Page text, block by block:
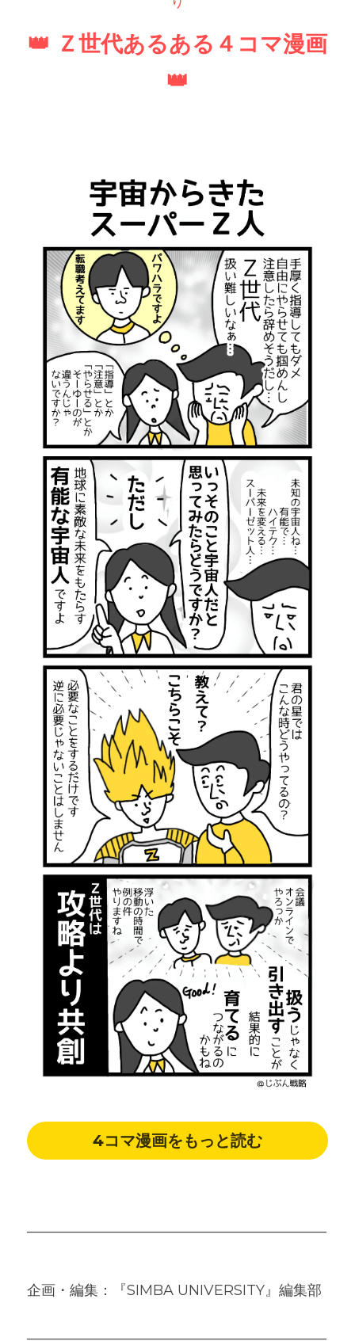
👑 Ｚ世代あるある４コマ漫画
👑
4コマ漫画をもっと読む
―――――――――――――――――――――
企画・編集：『SIMBA UNIVERSITY』編集部